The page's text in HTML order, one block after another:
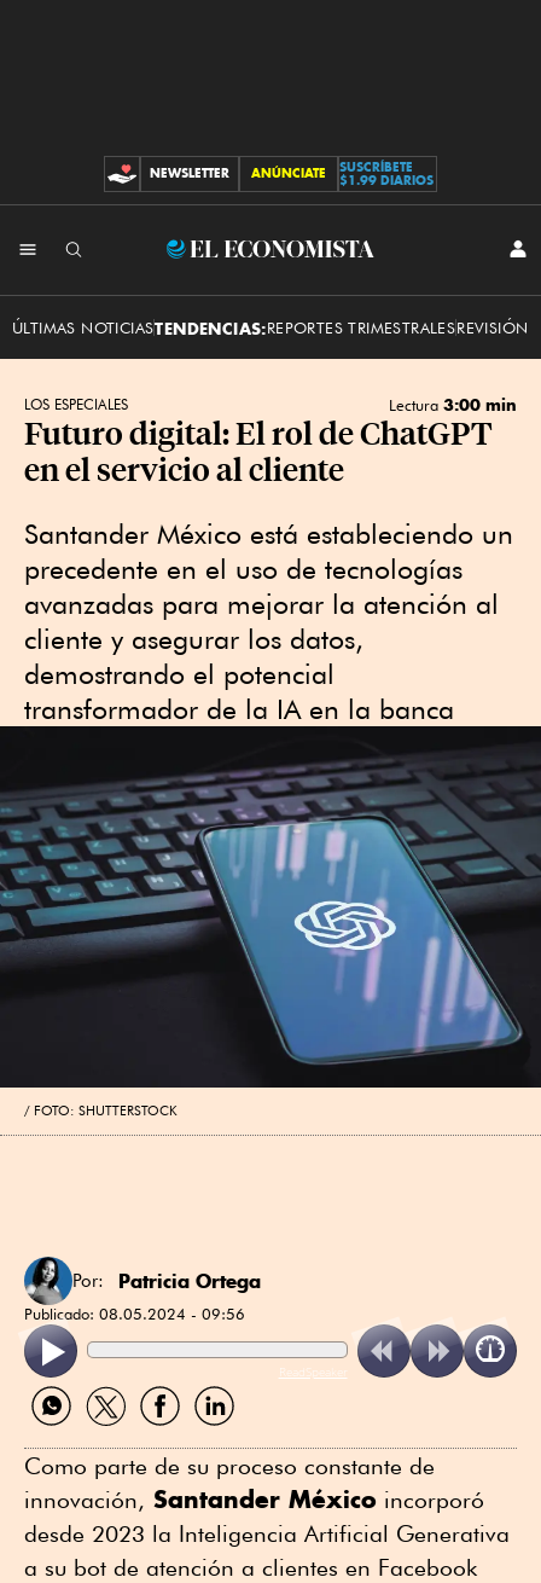
CONTRIBUCIONES
NEWSLETTER ANÚNCIATE
SUSCRÍBETE
$1.99 DIARIOS
El
ÚLTIMAS NOTICIASTENDENCIAS:REPORTES TRIMESTRALESREVISIÓN
LOS ESPECIALES Lectura 3:00 min
Futuro digital: El rol de ChatGPT
en el servicio al cliente
Santander México está estableciendo un
precedente en el uso de tecnologías
avanzadas para mejorar la atención al
cliente y asegurar los datos,
demostrando el potencial
transformador de la IA en la banca
FOTO: SHUTTERSTOCK
Por: Patricia Ortega
Publicado: 08.05.2024 - 09:56
ReadSpeaker
Compartir
por
Compartir
por
Compartir
por
Compartir
por
Como parte de su proceso constante de
innovación, Santander México incorporó
desde 2023 la Inteligencia Artificial Generativa
a su bot de atención a clientes en Facebook